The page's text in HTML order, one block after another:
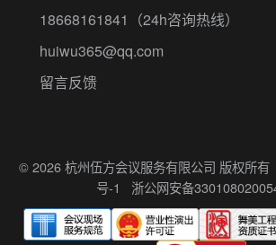
18668161841
（24h咨询热线）
huiwu365@qq.com
留言反馈
© 2026 杭州伍方会议服务有限公司 版权所有
号-1
浙公网安备